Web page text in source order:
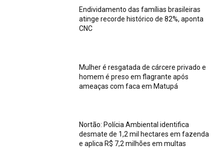
Endividamento das famílias brasileiras
atinge recorde histórico de 82%, aponta
CNC
Mulher é resgatada de cárcere privado e
homem é preso em flagrante após
ameaças com faca em Matupá
Nortão: Polícia Ambiental identifica
desmate de 1,2 mil hectares em fazenda
e aplica R$ 7,2 milhões em multas